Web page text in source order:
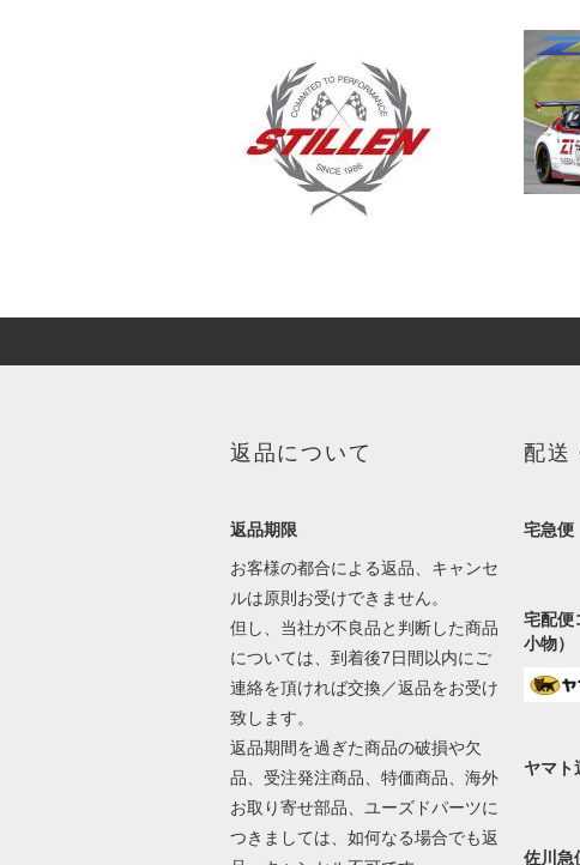
返品について
返品期限
お客様の都合による返品、キャンセ
ルは原則お受けできません。
但し、当社が不良品と判断した商品
については、到着後7日間以内にご
連絡を頂ければ交換／返品をお受け
致します。
返品期間を過ぎた商品の破損や欠
品、受注発注商品、特価商品、海外
お取り寄せ部品、ユーズドパーツに
つきましては、如何なる場合でも返
配送
宅急便
宅配便
小物）
ヤマト
佐川急